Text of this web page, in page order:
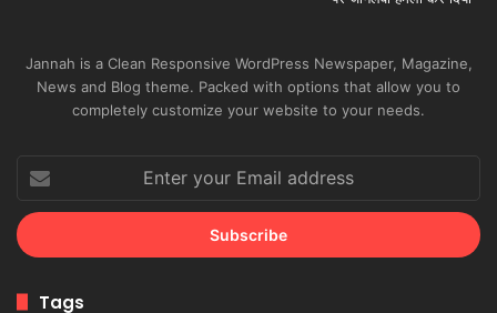
Jannah is a Clean Responsive WordPress Newspaper, Magazine,
News and Blog theme. Packed with options that allow you to
completely customize your website to your needs.
your
Email
address
Tags